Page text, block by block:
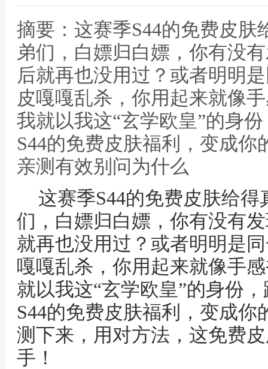
摘要：这赛季S44的免费皮
弟们，白嫖归白嫖，你有没
后就再也没用过？或者明明
皮嘎嘎乱杀，你用起来就像
我就以我这“玄学欧皇”的身
S44的免费皮肤福利，变成你
亲测有效别问为什么
这赛季S44的免费皮肤给
们，白嫖归白嫖，你有没有
就再也没用过？或者明明是
嘎嘎乱杀，你用起来就像手
就以我这“玄学欧皇”的身份
S44的免费皮肤福利，变成
测下来，用对方法，这免费
手！